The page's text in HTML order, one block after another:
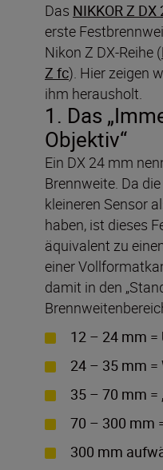
Das NIKKOR Z
erste
Nikon Z DX-Reihe (
Z fc). Hier zeigen
ihm herausholt.
1. Das
Objektiv“
Ein DX 24 mm
Brennweite. Da
kleineren Sensor
haben, ist dieses
äquivalent zu
einer
damit in den
12 – 24 mm
24 – 35 mm
35 – 70 mm =
70 – 300 mm
300 mm